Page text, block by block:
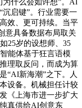
启键”。行业需要一
效、更可持续。当平
意具备数据布局取关
25岁的设想师、35
能体基于狂言语模
理取反问，而成为算
“AI新海潮”之下。人
设备。机械担任计较
《上海市进一步扩大
真供给AI创意东